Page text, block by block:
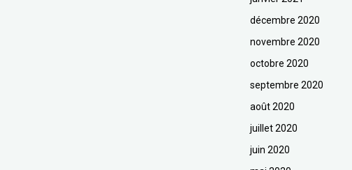
décembre 2020
novembre 2020
octobre 2020
septembre 2020
août 2020
juillet 2020
juin 2020